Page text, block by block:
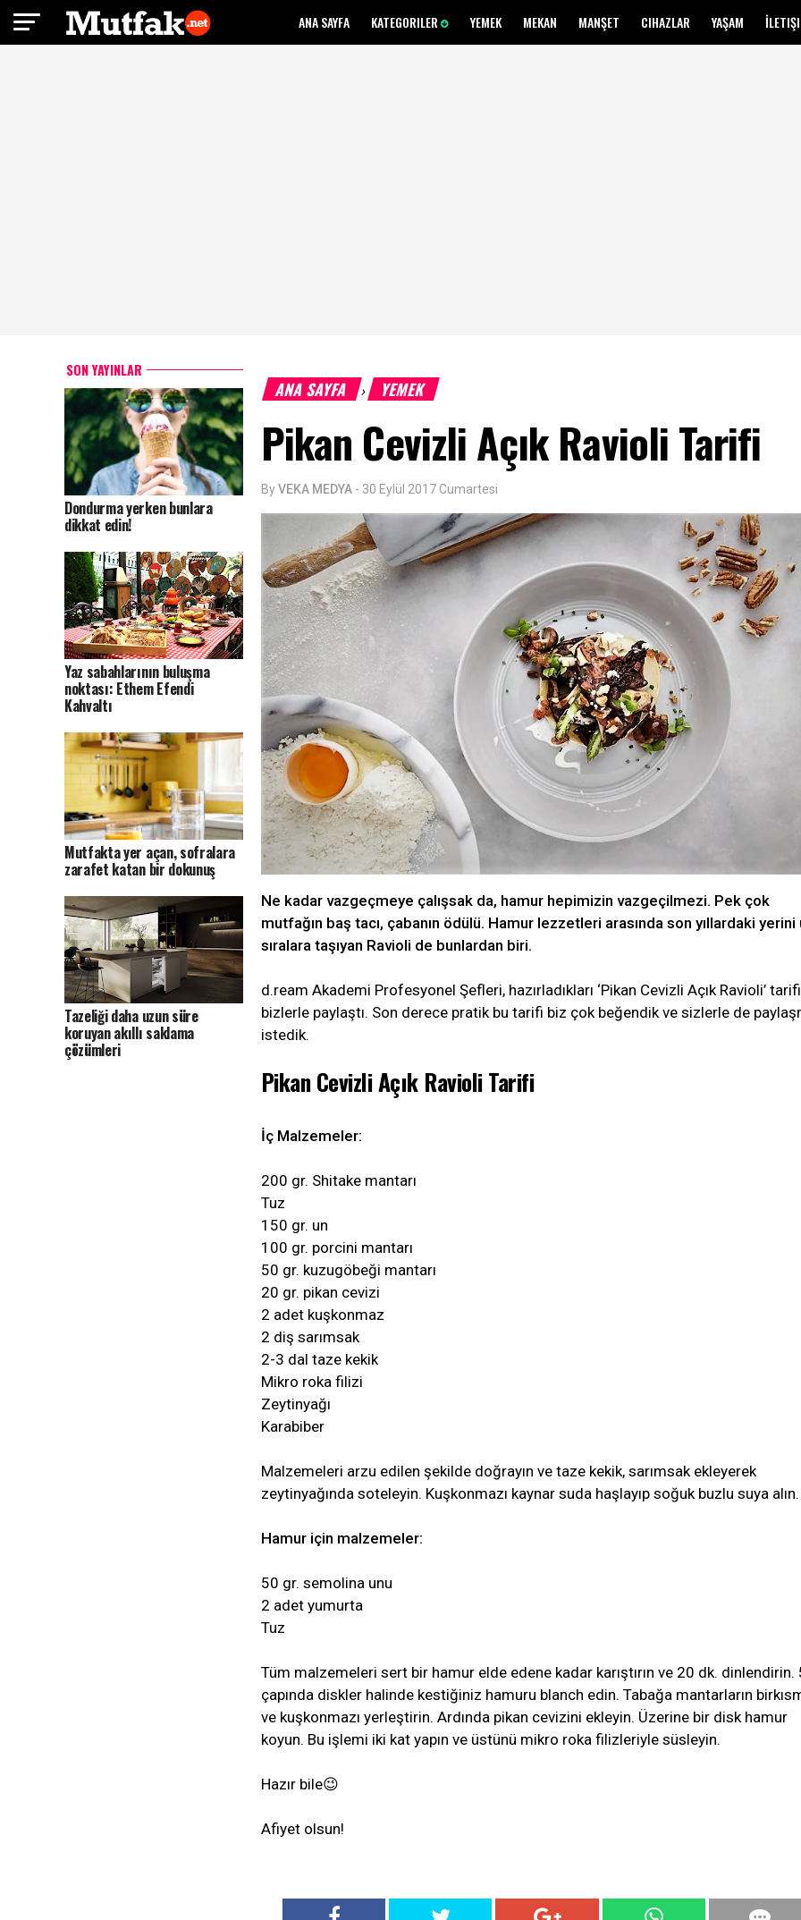
ANA SAYFA KATEGORILER YEMEK MEKAN MANŞET CIHAZLAR YAŞAM
SON YAYINLAR
Dondurma yerken bunlara
dikkat edin!
Yaz sabahlarının buluşma
noktası: Ethem Efendi
Kahvaltı
Mutfakta yer açan, sofralara
zarafet katan bir dokunuş
Tazeliği daha uzun süre
koruyan akıllı saklama
çözümleri
ANA SAYFA › YEMEK
Pikan Cevizli Açık Ravioli Tarifi
ByVEKA MEDYA - 30 Eylül 2017 Cumartesi
Ne kadar vazgeçmeye çalışsak da, hamur hepimizin vazgeçilmezi. Pek çok
mutfağın baş tacı, çabanın ödülü. Hamur lezzetleri arasında son yıllardaki yerini
sıralara taşıyan Ravioli de bunlardan biri.
d.ream Akademi Profesyonel Şefleri, hazırladıkları ‘Pikan Cevizli Açık Ravioli’
bizlerle paylaştı. Son derece pratik bu tarifi biz çok beğendik ve sizlerle de
istedik.
Pikan Cevizli Açık Ravioli Tarifi
İç Malzemeler:
200 gr. Shitake mantarı
Tuz
150 gr. un
100 gr. porcini mantarı
50 gr. kuzugöbeği mantarı
20 gr. pikan cevizi
2 adet kuşkonmaz
2 diş sarımsak
2-3 dal taze kekik
Mikro roka filizi
Zeytinyağı
Karabiber
Malzemeleri arzu edilen şekilde doğrayın ve taze kekik, sarımsak ekleyerek
zeytinyağında soteleyin. Kuşkonmazı kaynar suda haşlayıp soğuk buzlu suya alın.
Hamur için malzemeler:
50 gr. semolina unu
2 adet yumurta
Tuz
Tüm malzemeleri sert bir hamur elde edene kadar karıştırın ve 20 dk. dinlendirin.
çapında diskler halinde kestiğiniz hamuru blanch edin. Tabağa mantarların
ve kuşkonmazı yerleştirin. Ardında pikan cevizini ekleyin. Üzerine bir disk hamur
koyun. Bu işlemi iki kat yapın ve üstünü mikro roka filizleriyle süsleyin.
Hazır bile😉
Afiyet olsun!